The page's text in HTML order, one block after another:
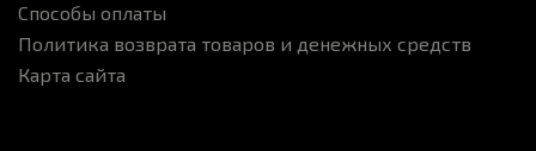
Способы оплаты
Политика возврата товаров и денежных средств
Карта сайта